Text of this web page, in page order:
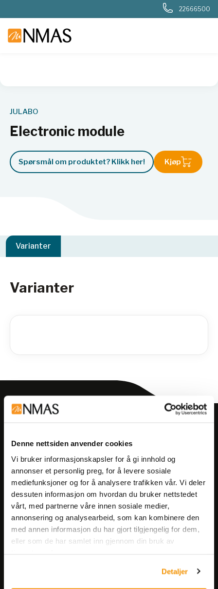
Denne nettsiden anvender cookies
Vi bruker informasjonskapsler for å gi innhold og
annonser et personlig preg, for å levere sosiale
mediefunksjoner og for å analysere trafikken vår. Vi deler
dessuten informasjon om hvordan du bruker nettstedet
vårt, med partnerne våre innen sosiale medier,
annonsering og analysearbeid, som kan kombinere den
med annen informasjon du har gjort tilgjengelig for dem,
eller som de har samlet inn gjennom din bruk av
Detaljer
22666500
JULABO
Electronic module
Spørsmål om produktet? Klikk her! Kjøp
Varianter
Varianter
Få informasjon om produkter,
Meld på nyhetsbrev